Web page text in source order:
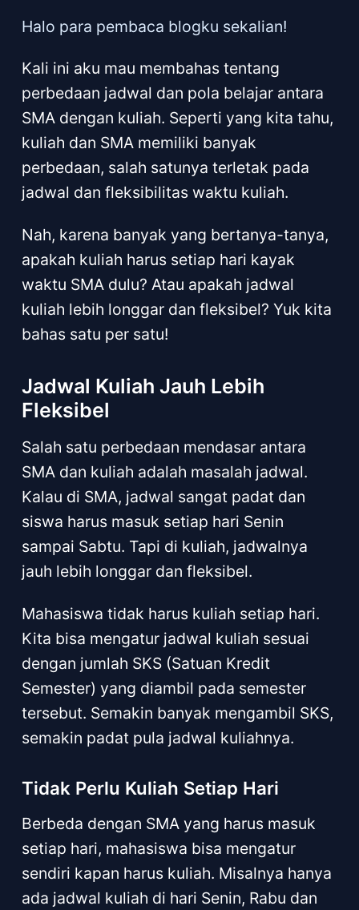
Halo para pembaca blogku sekalian!
Kali ini aku mau membahas tentang
perbedaan jadwal dan pola belajar antara
SMA dengan kuliah. Seperti yang kita tahu,
kuliah dan SMA memiliki banyak
perbedaan, salah satunya terletak pada
jadwal dan fleksibilitas waktu kuliah.
Nah, karena banyak yang bertanya-tanya,
apakah kuliah harus setiap hari kayak
waktu SMA dulu? Atau apakah jadwal
kuliah lebih longgar dan fleksibel? Yuk kita
bahas satu per satu!
Jadwal Kuliah Jauh Lebih
Fleksibel
Salah satu perbedaan mendasar antara
SMA dan kuliah adalah masalah jadwal.
Kalau di SMA, jadwal sangat padat dan
siswa harus masuk setiap hari Senin
sampai Sabtu. Tapi di kuliah, jadwalnya
jauh lebih longgar dan fleksibel.
Mahasiswa tidak harus kuliah setiap hari.
Kita bisa mengatur jadwal kuliah sesuai
dengan jumlah SKS (Satuan Kredit
Semester) yang diambil pada semester
tersebut. Semakin banyak mengambil SKS,
semakin padat pula jadwal kuliahnya.
Tidak Perlu Kuliah Setiap Hari
Berbeda dengan SMA yang harus masuk
setiap hari, mahasiswa bisa mengatur
sendiri kapan harus kuliah. Misalnya hanya
ada jadwal kuliah di hari Senin, Rabu dan